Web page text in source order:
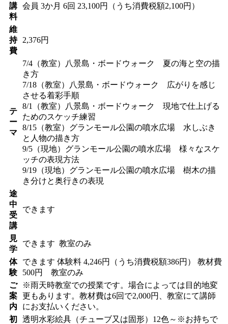
講
料
会員 3か月 6回 23,100円（うち消費税額2,100円）
維
持
費
2,376円
テ
ー
マ
7/4（教室）八景島・ボードウォーク 夏の海と空の描
き方
7/18（教室）八景島・ボードウォーク 広がりを感じ
させる着彩手順
8/1（教室）八景島・ボードウォーク 現地で仕上げる
ためのスケッチ練習
8/15（教室）グランモール公園の噴水広場 水しぶき
と人物の描き方
9/5（現地）グランモール公園の噴水広場 様々なスケ
ッチの表現方法
9/19（現地）グランモール公園の噴水広場 樹木の描
き分けと奥行きの表現
途
中
受
講
できます
見
学
できます 教室のみ
体
験
できます 体験料 4,246円（うち消費税額386円） 教材費
500円 教室のみ
ご
案
内
※雨天時教室での授業です。場合によっては目的地変
更もあります。教材費は6回で2,000円、教室にて講師
にお支払いください。
初
透明水彩絵具（チューブ又は固形）12色～※お持ちで